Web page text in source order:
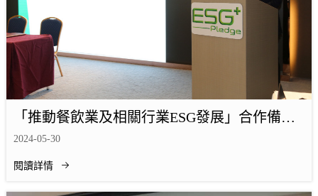
「推動餐飲業及相關行業ESG發展」合作備忘
錄簽署儀式暨「餐飲業及相關行業ESG」講座
已於5月29日完滿舉行
2024-05-30
閱讀詳情